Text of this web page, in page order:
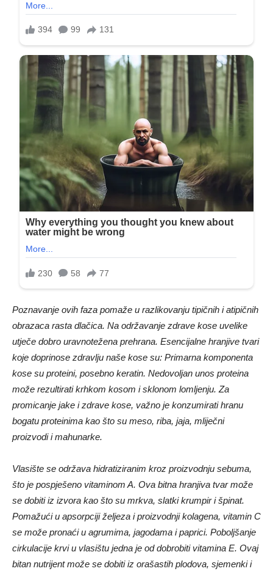
Poznavanje ovih faza pomaže u razlikovanju tipičnih i atipičnih
obrazaca rasta dlačica. Na održavanje zdrave kose uvelike
utječe dobro uravnotežena prehrana. Esencijalne hranjive tvari
koje doprinose zdravlju naše kose su: Primarna komponenta
kose su proteini, posebno keratin. Nedovoljan unos proteina
može rezultirati krhkom kosom i sklonom lomljenju. Za
promicanje jake i zdrave kose, važno je konzumirati hranu
bogatu proteinima kao što su meso, riba, jaja, mliječni
proizvodi i mahunarke.
Vlasište se održava hidratiziranim kroz proizvodnju sebuma,
što je pospješeno vitaminom A. Ova bitna hranjiva tvar može
se dobiti iz izvora kao što su mrkva, slatki krumpir i špinat.
Pomažući u apsorpciji željeza i proizvodnji kolagena, vitamin C
se može pronaći u agrumima, jagodama i paprici. Poboljšanje
cirkulacije krvi u vlasištu jedna je od dobrobiti vitamina E. Ovaj
bitan nutrijent može se dobiti iz orašastih plodova, sjemenki i